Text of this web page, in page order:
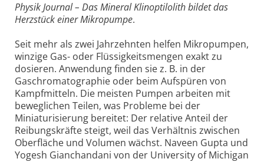
Physik Journal – Das Mineral Klinoptilolith bildet das
Herzstück einer Mikropumpe.
Seit mehr als zwei Jahrzehnten helfen Mikropumpen,
winzige Gas- oder Flüssigkeitsmengen exakt zu
dosieren. Anwendung finden sie z. B. in der
Gaschromatographie oder beim Aufspüren von
Kampfmitteln. Die meisten Pumpen arbeiten mit
beweglichen Teilen, was Probleme bei der
Miniaturisierung bereitet: Der relative Anteil der
Reibungskräfte steigt, weil das Verhältnis zwischen
Oberfläche und Volumen wächst. Naveen Gupta und
Yogesh Gianchandani von der University of Michigan